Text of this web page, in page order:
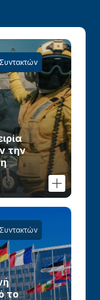
την
το